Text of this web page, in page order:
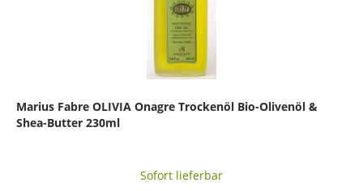
Marius Fabre OLIVIA Onagre Trockenöl Bio-Olivenöl &
Shea-Butter 230ml
Sofort lieferbar